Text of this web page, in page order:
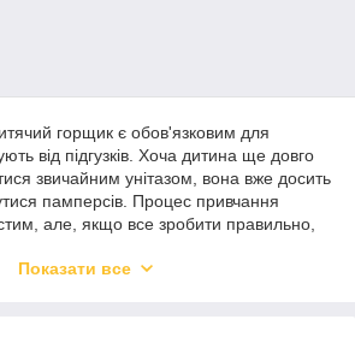
горщик є обов'язковим для
від підгузків. Хоча дитина ще довго
звичайним унітазом, вона вже досить
памперсів. Процес привчання
але, якщо все зробити правильно,
горщик для хлопчика чи дівчинки
Показати все